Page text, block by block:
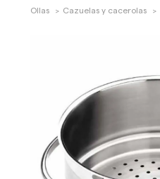
Ollas
Cazuelas y cacerolas